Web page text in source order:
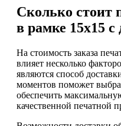
Сколько стоит
в рамке 15х15 с
На стоимость заказа
влияет несколько
являются способ
моментов поможет
обеспечить
качественной печатной